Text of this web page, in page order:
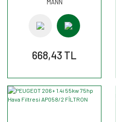
MANN
668,43 TL